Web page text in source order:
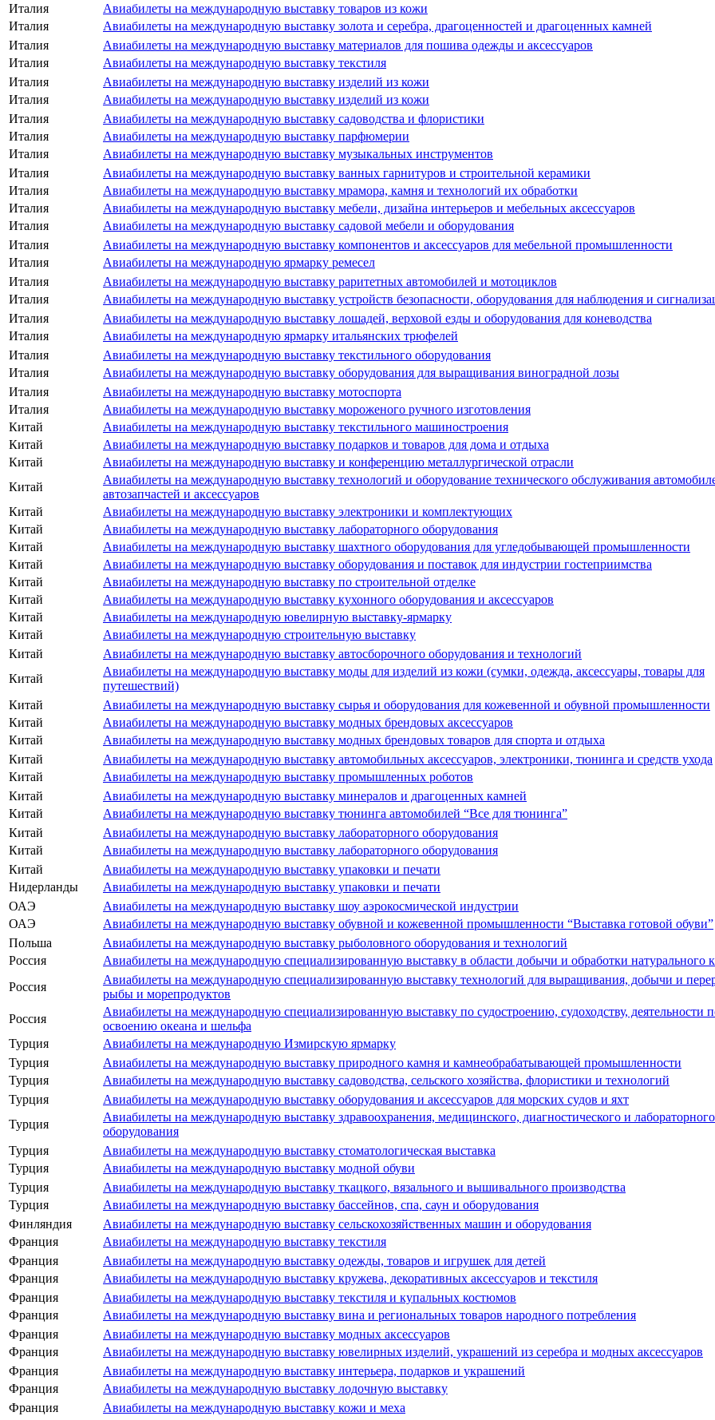
Италия
Авиабилеты на международную выставку товаров из кожи
Италия
Авиабилеты на международную выставку золота и серебра, драгоценностей и драгоценных камней
Италия
Авиабилеты на международную выставку материалов для пошива одежды и аксессуаров
Италия
Авиабилеты на международную выставку текстиля
Италия
Авиабилеты на международную выставку изделий из кожи
Италия
Авиабилеты на международную выставку изделий из кожи
Италия
Авиабилеты на международную выставку садоводства и флористики
Италия
Авиабилеты на международную выставку парфюмерии
Италия
Авиабилеты на международную выставку музыкальных инструментов
Италия
Авиабилеты на международную выставку ванных гарнитуров и строительной керамики
Италия
Авиабилеты на международную выставку мрамора, камня и технологий их обработки
Италия
Авиабилеты на международную выставку мебели, дизайна интерьеров и мебельных аксессуаров
Италия
Авиабилеты на международную выставку садовой мебели и оборудования
Италия
Авиабилеты на международную выставку компонентов и аксессуаров для мебельной промышленности
Италия
Авиабилеты на международную ярмарку ремесел
Италия
Авиабилеты на международную выставку раритетных автомобилей и мотоциклов
Италия
Авиабилеты на международную выставку устройств безопасности, оборудования для наблюдения и
Италия
Авиабилеты на международную выставку лошадей, верховой езды и оборудования для коневодства
Италия
Авиабилеты на международную ярмарку итальянских трюфелей
Италия
Авиабилеты на международную выставку текстильного оборудования
Италия
Авиабилеты на международную выставку оборудования для выращивания виноградной лозы
Италия
Авиабилеты на международную выставку мотоспорта
Италия
Авиабилеты на международную выставку мороженого ручного изготовления
Китай
Авиабилеты на международную выставку текстильного машиностроения
Китай
Авиабилеты на международную выставку подарков и товаров для дома и отдыха
Китай
Авиабилеты на международную выставку и конференцию металлургической отрасли
Китай
Авиабилеты на международную выставку технологий и оборудование технического обслуживания
автозапчастей и аксессуаров
Китай
Авиабилеты на международную выставку электроники и комплектующих
Китай
Авиабилеты на международную выставку лабораторного оборудования
Китай
Авиабилеты на международную выставку шахтного оборудования для угледобывающей промышленности
Китай
Авиабилеты на международную выставку оборудования и поставок для индустрии гостеприимства
Китай
Авиабилеты на международную выставку по строительной отделке
Китай
Авиабилеты на международную выставку кухонного оборудования и аксессуаров
Китай
Авиабилеты на международную ювелирную выставку-ярмарку
Китай
Авиабилеты на международную строительную выставку
Китай
Авиабилеты на международную выставку автосборочного оборудования и технологий
Китай
Авиабилеты на международную выставку моды для изделий из кожи (сумки, одежда, аксессуары, товары для
путешествий)
Китай
Авиабилеты на международную выставку сырья и оборудования для кожевенной и обувной промышленности
Китай
Авиабилеты на международную выставку модных брендовых аксессуаров
Китай
Авиабилеты на международную выставку модных брендовых товаров для спорта и отдыха
Китай
Авиабилеты на международную выставку автомобильных аксессуаров, электроники, тюнинга и средств ухода
Китай
Авиабилеты на международную выставку промышленных роботов
Китай
Авиабилеты на международную выставку минералов и драгоценных камней
Китай
Авиабилеты на международную выставку тюнинга автомобилей “Все для тюнинга”
Китай
Авиабилеты на международную выставку лабораторного оборудования
Китай
Авиабилеты на международную выставку лабораторного оборудования
Китай
Авиабилеты на международную выставку упаковки и печати
Нидерланды
Авиабилеты на международную выставку упаковки и печати
ОАЭ
Авиабилеты на международную выставку шоу аэрокосмической индустрии
ОАЭ
Авиабилеты на международную выставку обувной и кожевенной промышленности “Выставка готовой обуви”
Польша
Авиабилеты на международную выставку рыболовного оборудования и технологий
Россия
Авиабилеты на международную специализированную выставку в области добычи и обработки натурального
Россия
Авиабилеты на международную специализированную выставку технологий для выращивания, добычи и
рыбы и морепродуктов
Россия
Авиабилеты на международную специализированную выставку по судостроению, судоходству, деятельности
освоению океана и шельфа
Турция
Авиабилеты на международную Измирскую ярмарку
Турция
Авиабилеты на международную выставку природного камня и камнеобрабатывающей промышленности
Турция
Авиабилеты на международную выставку садоводства, сельского хозяйства, флористики и технологий
Турция
Авиабилеты на международную выставку оборудования и аксессуаров для морских судов и яхт
Турция
Авиабилеты на международную выставку здравоохранения, медицинского, диагностического и лабораторного
оборудования
Турция
Авиабилеты на международную выставку стоматологическая выставка
Турция
Авиабилеты на международную выставку модной обуви
Турция
Авиабилеты на международную выставку ткацкого, вязального и вышивального производства
Турция
Авиабилеты на международную выставку бассейнов, спа, саун и оборудования
Финляндия
Авиабилеты на международную выставку сельскохозяйственных машин и оборудования
Франция
Авиабилеты на международную выставку текстиля
Франция
Авиабилеты на международную выставку одежды, товаров и игрушек для детей
Франция
Авиабилеты на международную выставку кружева, декоративных аксессуаров и текстиля
Франция
Авиабилеты на международную выставку текстиля и купальных костюмов
Франция
Авиабилеты на международную выставку вина и региональных товаров народного потребления
Франция
Авиабилеты на международную выставку модных аксессуаров
Франция
Авиабилеты на международную выставку ювелирных изделий, украшений из серебра и модных аксессуаров
Франция
Авиабилеты на международную выставку интерьера, подарков и украшений
Франция
Авиабилеты на международную выставку лодочную выставку
Франция
Авиабилеты на международную выставку кожи и меха